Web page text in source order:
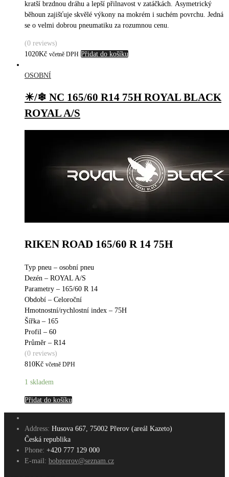
kratší brzdnou dráhu a lepší přilnavost v zatáčkách. Asymetrický
běhoun zajišťuje skvělé výkony na mokrém i suchém povrchu. Jedná
se o velmi dobrou pneumatiku za rozumnou cenu.
(0 reviews)
1020Kč včetně DPH Přidat do košíku
OSOBNÍ
☀/❄ NC 165/60 R14 75H ROYAL BLACK
ROYAL A/S
RIKEN ROAD 165/60 R 14 75H
Typ pneu – osobní pneu
Dezén – ROYAL A/S
Parametry – 165/60 R 14
Období – Celoroční
Hmotnostní/rychlostní index – 75H
Šířka – 165
Profil – 60
Průměr – R14
(0 reviews)
810Kč včetně DPH
1 skladem
Přidat do košíku
Address: Husova 667, 75002 Přerov (areál Kazeto)
Česká republika
Phone: +420 777 129 000
E-mail: bobprerov@seznam.cz